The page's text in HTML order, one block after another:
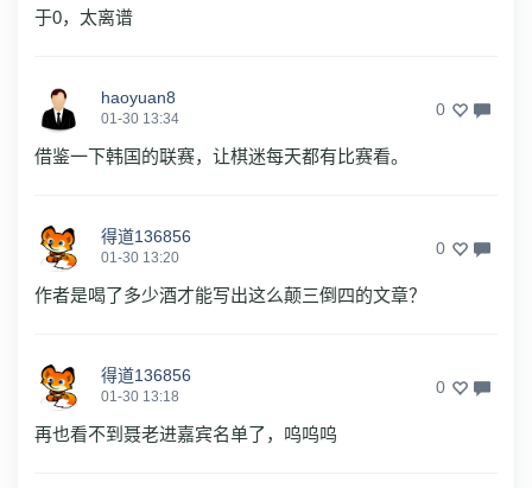
于0，太离谱
haoyuan8
01-30 13:34 0
借鉴一下韩国的联赛，让棋迷每天都有比赛看。
得道136856
01-30 13:20 0
作者是喝了多少酒才能写出这么颠三倒四的文章？
得道136856
01-30 13:18 0
再也看不到聂老进嘉宾名单了，呜呜呜